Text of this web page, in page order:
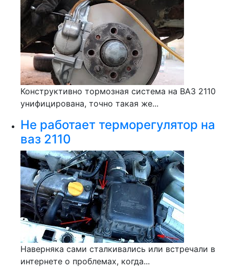
Конструктивно тормозная система на ВАЗ 2110
унифицирована, точно такая же...
Не работает терморегулятор на
ваз 2110
Наверняка сами сталкивались или встречали в
интернете о проблемах, когда...